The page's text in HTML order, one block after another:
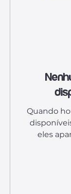
Quando
eles